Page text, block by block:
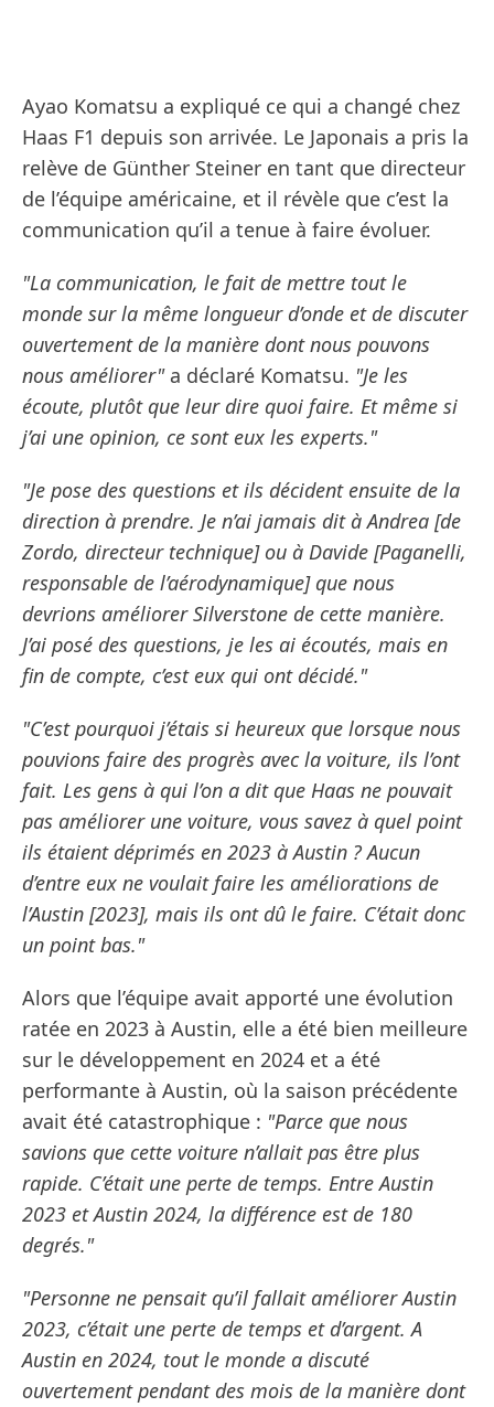
Ayao Komatsu a expliqué ce qui a changé chez
Haas F1 depuis son arrivée. Le Japonais a pris la
relève de Günther Steiner en tant que directeur
de l’équipe américaine, et il révèle que c’est la
communication qu’il a tenue à faire évoluer.
"La communication, le fait de mettre tout le
monde sur la même longueur d’onde et de discuter
ouvertement de la manière dont nous pouvons
nous améliorer"a déclaré Komatsu. "Je les
écoute, plutôt que leur dire quoi faire. Et même si
j’ai une opinion, ce sont eux les experts."
"Je pose des questions et ils décident ensuite de la
direction à prendre. Je n’ai jamais dit à Andrea [de
Zordo, directeur technique] ou à Davide [Paganelli,
responsable de l’aérodynamique] que nous
devrions améliorer Silverstone de cette manière.
J’ai posé des questions, je les ai écoutés, mais en
fin de compte, c’est eux qui ont décidé."
"C’est pourquoi j’étais si heureux que lorsque nous
pouvions faire des progrès avec la voiture, ils l’ont
fait. Les gens à qui l’on a dit que Haas ne pouvait
pas améliorer une voiture, vous savez à quel point
ils étaient déprimés en 2023 à Austin ? Aucun
d’entre eux ne voulait faire les améliorations de
l’Austin [2023], mais ils ont dû le faire. C’était donc
un point bas."
Alors que l’équipe avait apporté une évolution
ratée en 2023 à Austin, elle a été bien meilleure
sur le développement en 2024 et a été
performante à Austin, où la saison précédente
avait été catastrophique : "Parce que nous
savions que cette voiture n’allait pas être plus
rapide. C’était une perte de temps. Entre Austin
2023 et Austin 2024, la différence est de 180
degrés."
"Personne ne pensait qu’il fallait améliorer Austin
2023, c’était une perte de temps et d’argent. A
Austin en 2024, tout le monde a discuté
ouvertement pendant des mois de la manière dont